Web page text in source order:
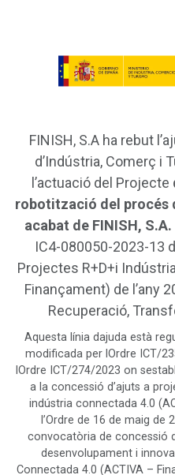
FINISH, S.A ha rebut
d’Indústria, Comerç i
l’actuació del Projecte
robotització del procés
acabat de FINISH, S.A.
IC4-080050-2023-13
Projectes R+D+i
Finançament) de l’any
Recuperació,
Aquesta línia dajuda està
modificada per lOrdre ICT/
lOrdre ICT/274/2023 on
a la concessió d’ajuts a
indústria connectada 4.0
l’Ordre de 16 de maig de
convocatòria de concessió
desenvolupament i
Connectada 4.0 (ACTIVA –